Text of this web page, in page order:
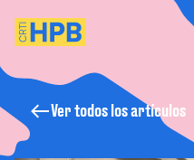
Ver todos los artículos